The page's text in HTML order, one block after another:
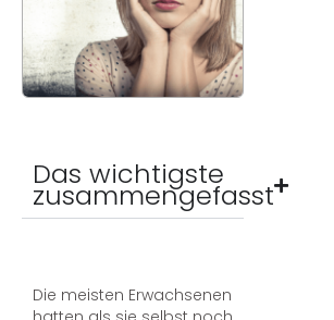
Das wichtigste
zusammengefasst
Die meisten Erwachsenen